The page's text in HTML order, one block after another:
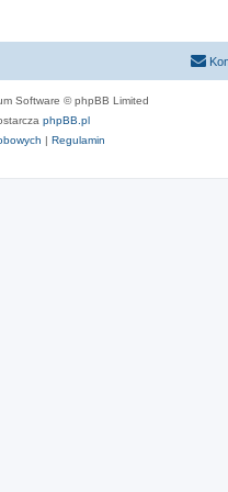
Software © phpBB Limited
phpBB.pl
| Regulamin